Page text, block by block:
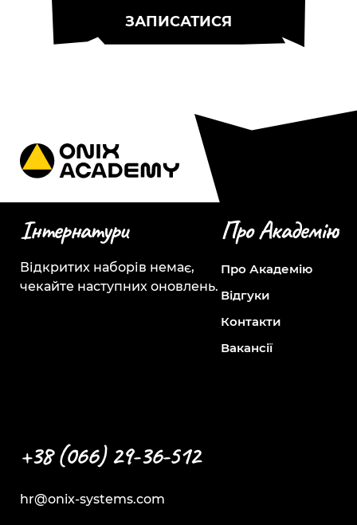
+38 (066) 29-36-512
hr@onix-systems.com
Інтернатури
Відкритих наборів немає,
чекайте наступних оновлень.
Про Академію
Про Академію
Відгуки
Контакти
Вакансії